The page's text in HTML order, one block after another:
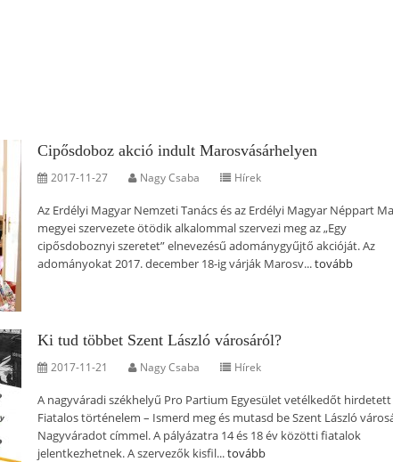
Cipősdoboz akció indult Marosvásárhelyen
2017-11-27 Nagy Csaba Hírek
Az Erdélyi Magyar Nemzeti Tanács és az Erdélyi Magyar Néppart
megyei szervezete ötödik alkalommal szervezi meg az „Egy
cipősdoboznyi szeretet” elnevezésű adománygyűjtő akcióját. Az
adományokat 2017. december 18-ig várják Marosv...tovább
Ki tud többet Szent László városáról?
2017-11-21 Nagy Csaba Hírek
A nagyváradi székhelyű Pro Partium Egyesület vetélkedőt hirdetett
Fiatalos történelem – Ismerd meg és mutasd be Szent László
Nagyváradot címmel. A pályázatra 14 és 18 év közötti fiatalok
jelentkezhetnek. A szervezők kisfil...tovább